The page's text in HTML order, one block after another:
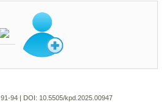
91-94 | DOI: 10.5505/kpd.2025.00947